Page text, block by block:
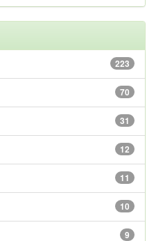
223
70
31
12
11
10
9